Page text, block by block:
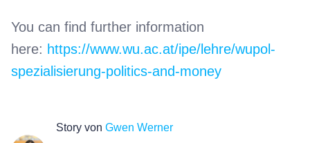
You can find further information
here: https://www.wu.ac.at/ipe/lehre/wupol-
spezialisierung-politics-and-money
Story von Gwen Werner